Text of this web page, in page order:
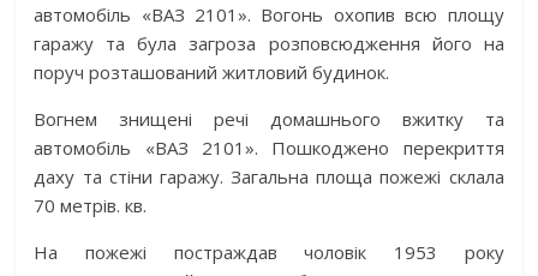
автомобіль «ВАЗ 2101». Вогонь охопив всю площу
гаражу та була загроза розповсюдження його на
поруч розташований житловий будинок.
Вогнем знищені речі домашнього вжитку та
автомобіль «ВАЗ 2101». Пошкоджено перекриття
даху та стіни гаражу. Загальна площа пожежі склала
70 метрів. кв.
На пожежі постраждав чоловік 1953 року